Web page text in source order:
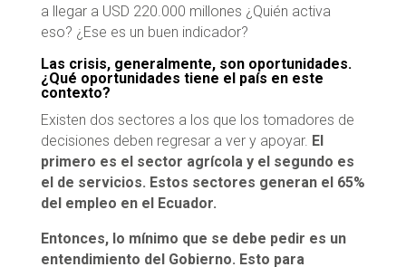
a llegar a USD 220.000 millones ¿Quién activa
eso? ¿Ese es un buen indicador?
Las crisis, generalmente, son oportunidades.
¿Qué oportunidades tiene el país en este
contexto?
Existen dos sectores a los que los tomadores de
decisiones deben regresar a ver y apoyar. El
primero es el sector agrícola y el segundo es
el de servicios. Estos sectores generan el 65%
del empleo en el Ecuador.
Entonces, lo mínimo que se debe pedir es un
entendimiento del Gobierno. Esto para